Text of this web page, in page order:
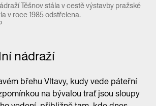
Těšnov stála v cestě výstavby pražské
v roce 1985 odstřelena.
nádraží
břehu Vltavy, kudy vede páteřní
na bývalou trať jsou sloupy